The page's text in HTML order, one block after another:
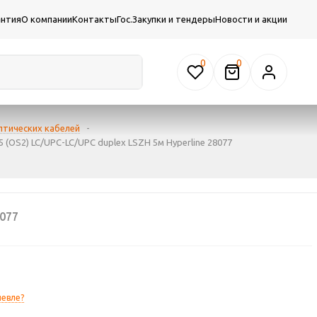
О компанииКонтактыГос.Закупки и тендерыНовости и акции
0
кабелей
-
LC/UPC-LC/UPC duplex LSZH 5м Hyperline 28077